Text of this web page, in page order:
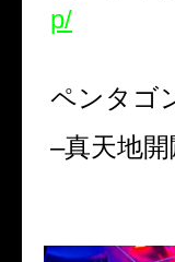
p/
ペンタゴ
–真天地開